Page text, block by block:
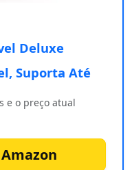
Deluxe
Suporta Até
e o preço atual